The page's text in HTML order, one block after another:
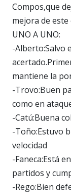
Compos,que
mejora de
UNO A UNO:
-Alberto:Salvo
mantiene la
-Trovo:Buen
como en
-Catú:Buena
-Toño:Estuvo
velocidad
-Faneca:Está
partidos y
-Rego:Bien